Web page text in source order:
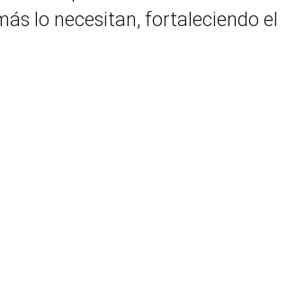
lo necesitan, fortaleciendo el